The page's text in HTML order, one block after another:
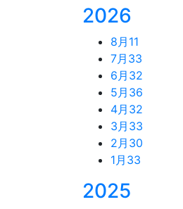
2026
8月 11
7月 33
6月 32
5月 36
4月 32
3月 33
2月 30
1月 33
2025